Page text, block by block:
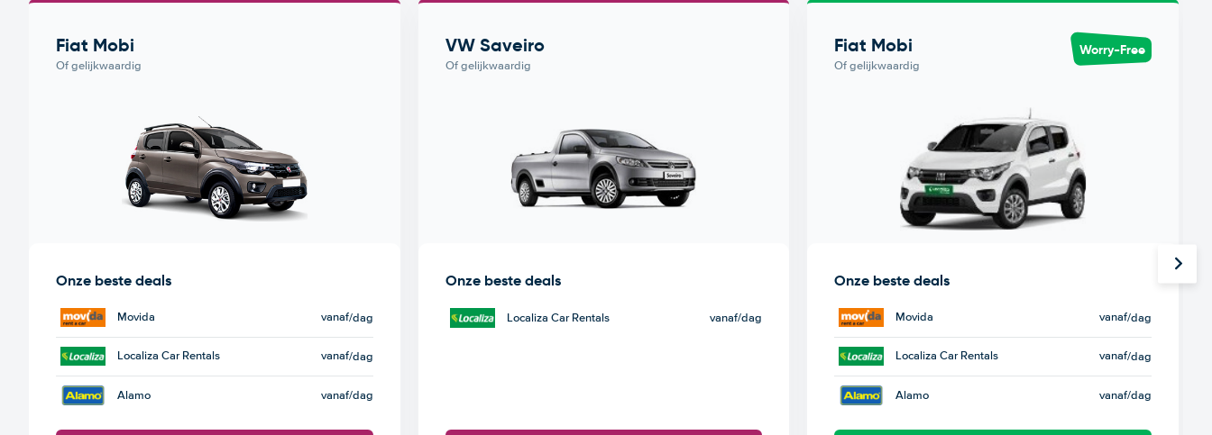
Fiat Mobi
Of gelijkwaardig
Onze beste deals
Movida vanaf/dag
Localiza Car Rentals vanaf/dag
Alamo vanaf/dag
VW Saveiro
Of gelijkwaardig
Onze beste deals
Localiza Car Rentals vanaf/dag
Fiat Mobi
Of gelijkwaardig
Worry-Free
Onze beste deals
Movida vanaf/dag
Localiza Car Rentals vanaf/dag
Alamo vanaf/dag